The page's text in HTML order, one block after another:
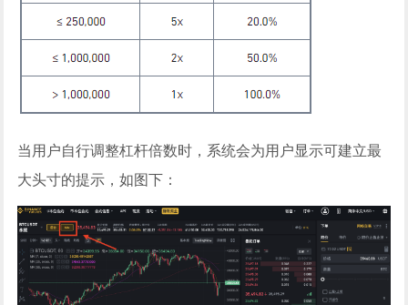
当用户自行调整杠杆倍数时，系统会为用户显示可建立最
大头寸的提示，如图下：